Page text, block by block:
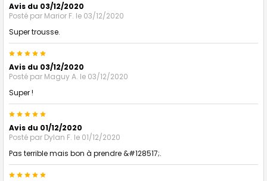
Avis du 03/12/2020
Posté par Marior F. le 03/12/2020
Super trousse.
5
Avis du 03/12/2020
Posté par Maguy A. le 03/12/2020
Super !
5
Avis du 01/12/2020
Posté par Dylan F. le 01/12/2020
Pas terrible mais bon à prendre &#128517;.
5